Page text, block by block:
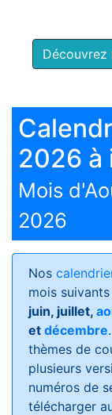
Découvrez
2026 à
Mois
2026
Nos
mois suivants
juin, juillet,
et décembre
thèmes de
plusieurs
numéros de
télécharger